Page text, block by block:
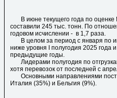
В июне текущего года по оценке
составили 245 тыс. тонн. По
годовом исчислении - в 1,7 раза.
В целом за период с января по
ниже уровня I полугодия 2025 года
предыдущие годы.
Лидерами полугодия по
хотя перевозок от последней с
Основными направлениями
Италия (35%) и Бельгия (9%).